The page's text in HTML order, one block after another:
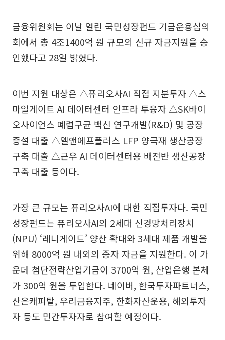
금융위원회는 이날 열린 국민성장펀드 기금운용심의
회에서 총 4조1400억 원 규모의 신규 자금지원을 승
인했다고 28일 밝혔다.
이번 지원 대상은 △퓨리오사AI 직접 지분투자 △스
마일게이트 AI 데이터센터 인프라 투융자 △SK바이
오사이언스 폐렴구균 백신 연구개발(R&D) 및 공장
증설 대출 △엘앤에프플러스 LFP 양극재 생산공장
구축 대출 △근우 AI 데이터센터용 배전반 생산공장
구축 대출 등이다.
가장 큰 규모는 퓨리오사AI에 대한 직접투자다. 국민
성장펀드는 퓨리오사AI의 2세대 신경망처리장치
(NPU) ‘레니게이드’ 양산 확대와 3세대 제품 개발을
위해 8000억 원 내외의 증자 자금을 지원한다. 이 가
운데 첨단전략산업기금이 3700억 원, 산업은행 본체
가 300억 원을 투입한다. 네이버, 한국투자파트너스,
산은캐피탈, 우리금융지주, 한화자산운용, 해외투자
자 등도 민간투자자로 참여할 예정이다.